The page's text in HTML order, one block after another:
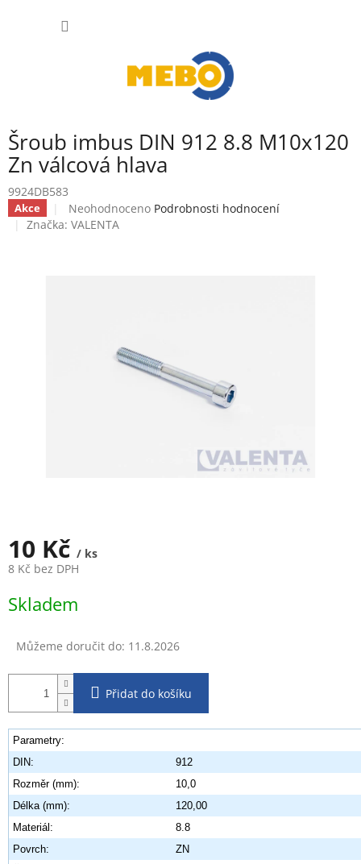
Šroub imbus DIN 912 8.8 M10x120
Zn válcová hlava
9924DB583
Akce
Průměrné
hodnocení
Neohodnoceno Podrobnosti hodnocení
Značka: VALENTA
10 Kč / ks
8 Kč bez DPH
cena:
Skladem
Můžeme doručit do: 11.8.2026
Přidat do košíku
Parametry:
DIN:
912
Rozměr (mm):
10,0
Délka (mm):
120,00
Materiál:
8.8
Povrch:
ZN